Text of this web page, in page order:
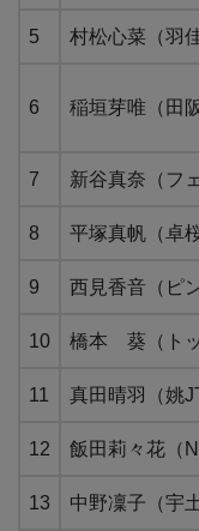
5 村松心菜（羽
6 稲垣芽唯（田
7 新谷真奈（フ
8 平塚真帆（卓
9 西見香音（ピ
10 橋本 葵（トッ
11 真田晴羽（姚
12 飯田莉々花（
13 中野凜子（宇